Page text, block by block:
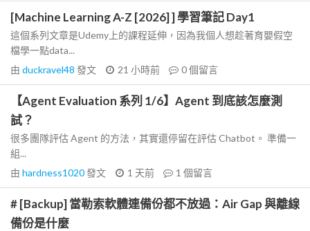
[Machine Learning A-Z [2026] ] 學習筆記 Day1
這個系列文章是Udemy上的課程延伸，因為我個人想趁著育嬰假空
檔學一點data...
由 duckravel48 發文 21 小時前 0個留言
【Agent Evaluation 系列 1/6】Agent 到底該怎麼測
試？
很多團隊評估 Agent 的方法，其實還停留在評估 Chatbot。 準備一
組...
由 hardness1020發文 1 天前 1 個留言
# [Backup] 當勒索軟體連備份都不放過：Air Gap 與離線
備份是什麼